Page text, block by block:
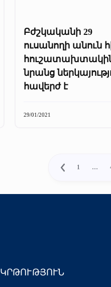
Բժշկականի 29
ուսանողի անուն
նրանց
հավերժ է
29/01/2021
1 …
ԿՐԹՈՒԹՅՈՒՆ